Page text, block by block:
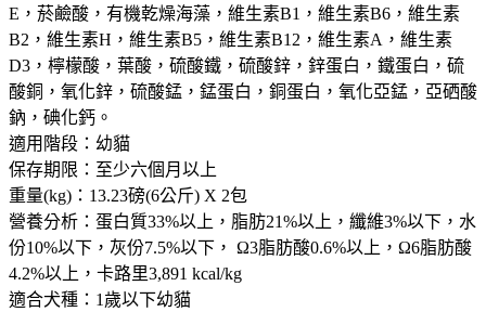
E，菸鹼酸，有機乾燥海藻，維生素B1，維生素B6，維生素
B2，維生素H，維生素B5，維生素B12，維生素A，維生素
D3，檸檬酸，葉酸，硫酸鐵，硫酸鋅，鋅蛋白，鐵蛋白，硫
酸銅，氧化鋅，硫酸錳，錳蛋白，銅蛋白，氧化亞錳，亞硒酸
鈉，碘化鈣。
適用階段：幼貓
保存期限：至少六個月以上
重量(kg)：13.23磅(6公斤) X 2包
營養分析：蛋白質33%以上，脂肪21%以上，纖維3%以下，水
份10%以下，灰份7.5%以下， Ω3脂肪酸0.6%以上，Ω6脂肪酸
4.2%以上，卡路里3,891 kcal/kg
適合犬種：1歲以下幼貓